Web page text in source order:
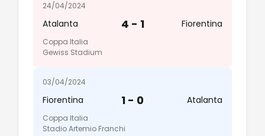
24/04/2024
Atalanta 4 - 1 Fiorentina
Coppa Italia
Gewiss Stadium
03/04/2024
Fiorentina 1 - 0 Atalanta
Coppa Italia
Stadio Artemio Franchi